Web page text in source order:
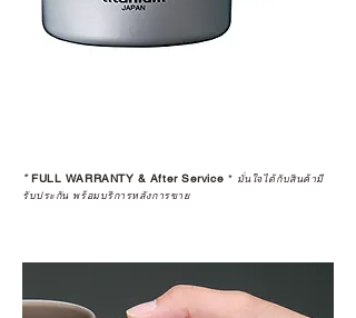
ประกันสินค้าจากตัวแทนจำหน่าย
อย่างเป็นทางการหรือไม่ เพื่อให้คุณ
ในอุปกรณ์ที่คุณรัก มีคุณค่าอย่าง
ตัวแทนจำหน่ายที่ได้รับการแต่งตั้ง
เพื่อให้คุณได้รับทั้งสินค้า และ
*FULL WARRANTY & After Service * มั่นใจได้กับสินค้ามี
รับประกัน พร้อมบริการหลังการขาย